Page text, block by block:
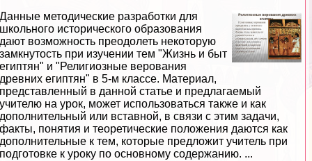
Данные методические разработки для
школьного исторического образования
дают возможность преодолеть некоторую
замкнутость при изучении тем "Жизнь и быт
египтян" и "Религиозные верования
древних египтян" в 5-м классе. Материал,
представленный в данной статье и предлагаемый
учителю на урок, может использоваться также и как
дополнительный или вставной, в связи с этим задачи,
факты, понятия и теоретические положения даются как
дополнительные к тем, которые предложит учитель при
подготовке к уроку по основному содержанию. ...